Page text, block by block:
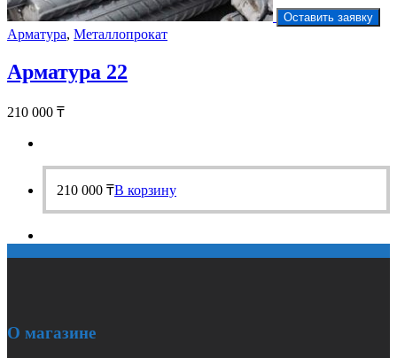
Оставить заявку
Арматура, Металлопрокат
Арматура 22
210 000 ₸
210 000 ₸В корзину
О магазине